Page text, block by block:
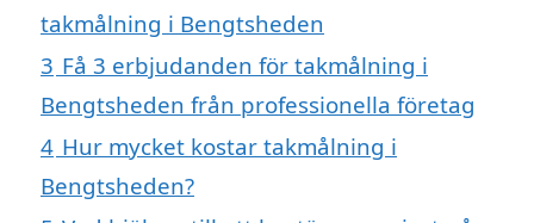
takmålning i Bengtsheden
3 Få 3 erbjudanden för takmålning i
Bengtsheden från professionella företag
4 Hur mycket kostar takmålning i
Bengtsheden?